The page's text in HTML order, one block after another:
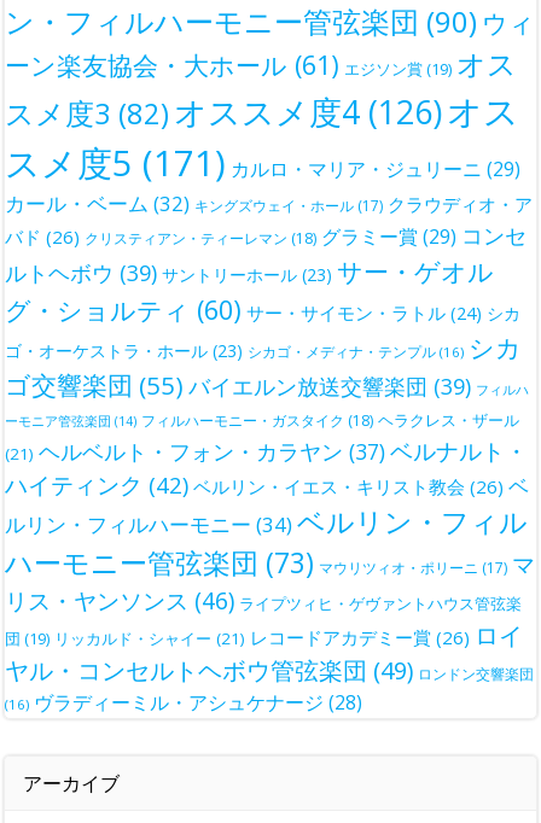
ン・フィルハーモニー管弦楽団 (90) ウィ
ーン楽友協会・大ホール (61) エジソン賞(19) オス
スメ度3 (82) オススメ度4 (126)オス
スメ度5 (171) カルロ・マリア・ジュリーニ (29)
カール・ベーム (32) キングズウェイ・ホール (17) クラウディオ・ア
バド (26) クリスティアン・ティーレマン (18) グラミー賞 (29) コンセ
ルトヘボウ (39) サントリーホール (23) サー・ゲオル
グ・ショルティ (60) サー・サイモン・ラトル (24) シカ
ゴ・オーケストラ・ホール (23) シカゴ・メディナ・テンプル (16) シカ
ゴ交響楽団 (55) バイエルン放送交響楽団 (39) フィルハ
ーモニア管弦楽団 (14) フィルハーモニー・ガスタイク (18) ヘラクレス・ザール
(21) ヘルベルト・フォン・カラヤン (37)ベルナルト・
ハイティンク (42) ベルリン・イエス・キリスト教会 (26) ベ
ルリン・フィルハーモニー (34)ベルリン・フィル
ハーモニー管弦楽団 (73) マウリツィオ・ポリーニ (17) マ
リス・ヤンソンス (46) ライプツィヒ・ゲヴァントハウス管弦楽
団 (19) リッカルド・シャイー (21) レコードアカデミー賞 (26) ロイ
ヤル・コンセルトヘボウ管弦楽団 (49) ロンドン交響楽団
(16) ヴラディーミル・アシュケナージ (28)
アーカイブ